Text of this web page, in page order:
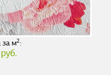
за м2: